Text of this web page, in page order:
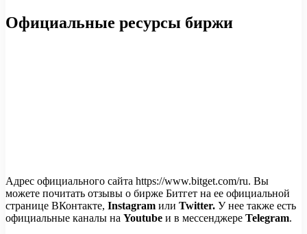
Официальные ресурсы биржи
Адрес официального сайта https://www.bitget.com/ru. Вы
можете почитать отзывы о бирже Битгет на ее официальной
странице ВКонтакте, Instagram или Twitter. У нее также есть
официальные каналы на Youtube и в мессенджере Telegram.